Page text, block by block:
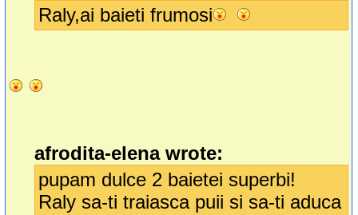
Raly,ai baieti frumosi
afrodita-elena wrote:
pupam dulce 2 baietei superbi!
Raly sa-ti traiasca puii si sa-ti aduca